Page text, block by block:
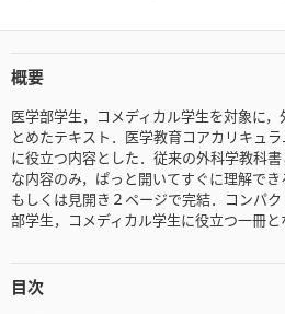
概要
医学部学生，コメディカル学生を対象に
とめたテキスト．医学教育コアカリキュ
に役立つ内容とした．従来の外科学教科
な内容のみ，ぱっと開いてすぐに理解で
もしくは見開き２ページで完結．コンパ
部学生，コメディカル学生に役立つ一冊と
目次